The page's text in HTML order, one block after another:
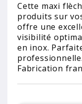
Cette maxi
produits sur
offre une
visibilité
en inox.
Fabrication